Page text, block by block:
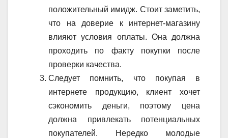
положительный имидж. Стоит заметить,
что на доверие к интернет-магазину
влияют условия оплаты. Она должна
проходить по факту покупки после
проверки качества.
Следует помнить, что покупая в
интернете продукцию, клиент хочет
сэкономить деньги, поэтому цена
должна привлекать потенциальных
покупателей. Нередко молодые